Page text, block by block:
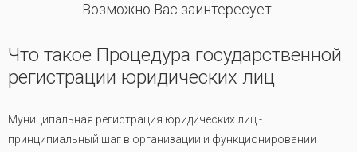
Возможно Вас заинтересует
Что такое Процедура государственной
регистрации юридических лиц
Муниципальная регистрация юридических лиц -
принципиальный шаг в организации и функционировании